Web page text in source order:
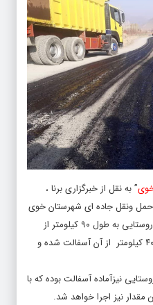
” به نقل از خبرگزاری برنا ،
حمل ونقل جاده ای شهرستان خوی
گفت : بهسازی و آسفالت محورهای روستایی به طول ۹۰ کیلومتر از
سال ۹۹ برنامه ریزی و درحال حاضر ۴۰ کیلومتر از آن آسفالت شده و
های روستایی نیزآماده آسفالت بوده که با
نیز اجرا خواهد شد.